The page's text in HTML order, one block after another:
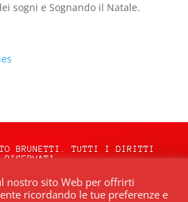
sogni e Sognando il Natale.
BRUNETTI. TUTTI I DIRITTI
RISERVATI.
è ospitato da: OCEWeb
BY BRWeb.it |
PRIVACY
POLICY
nostro sito Web per offrirti
ricordando le tue preferenze e